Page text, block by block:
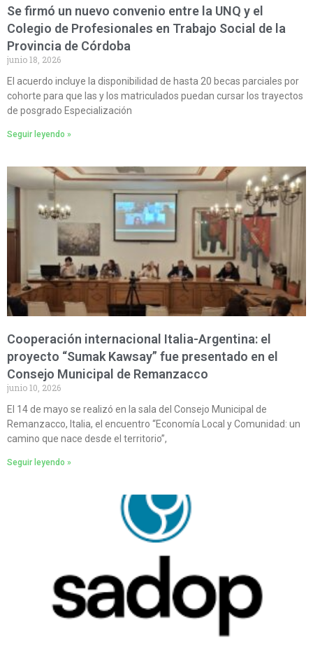
Se firmó un nuevo convenio entre la UNQ y el
Colegio de Profesionales en Trabajo Social de la
Provincia de Córdoba
junio 18, 2026
El acuerdo incluye la disponibilidad de hasta 20 becas parciales por
cohorte para que las y los matriculados puedan cursar los trayectos
de posgrado Especialización
Seguir leyendo »
Cooperación internacional Italia-Argentina: el
proyecto “Sumak Kawsay” fue presentado en el
Consejo Municipal de Remanzacco
junio 10, 2026
El 14 de mayo se realizó en la sala del Consejo Municipal de
Remanzacco, Italia, el encuentro “Economía Local y Comunidad: un
camino que nace desde el territorio”,
Seguir leyendo »